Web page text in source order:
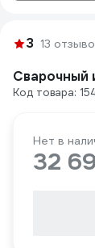
3 13
Сварочный
Код товара:
Нет в
32